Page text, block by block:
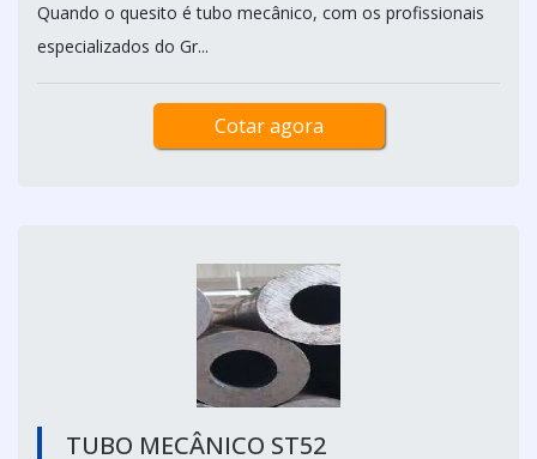
Quando o quesito é tubo mecânico, com os profissionais
especializados do Gr...
Cotar agora
TUBO MECÂNICO ST52